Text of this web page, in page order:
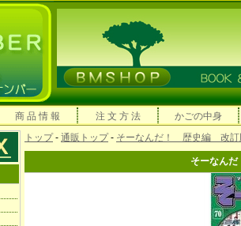
商 品 情 報 注 文 方 法 かごの中身
トップ- 通販トップ- そーなんだ！ 歴史編 改訂
そーなん